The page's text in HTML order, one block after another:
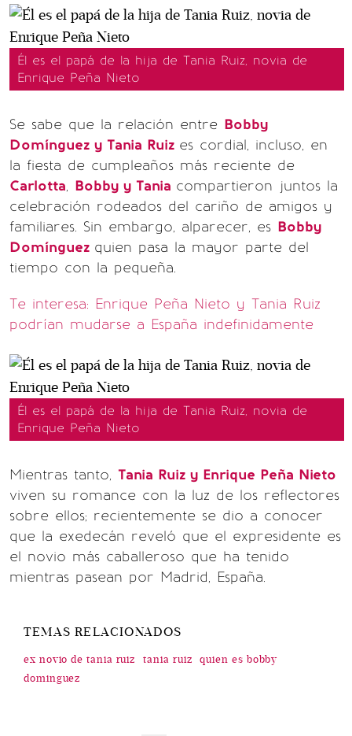
Él es el papá de la hija de Tania Ruiz, novia de
Enrique Peña Nieto
Se sabe que la relación entre Bobby
Domínguez y Tania Ruiz es cordial, incluso, en
la fiesta de cumpleaños más reciente de
Carlotta, Bobby y Tania compartieron juntos la
celebración rodeados del cariño de amigos y
familiares. Sin embargo, alparecer, es Bobby
Domínguez quien pasa la mayor parte del
tiempo con la pequeña.
Te interesa: Enrique Peña Nieto y Tania Ruiz
podrían mudarse a España indefinidamente
Él es el papá de la hija de Tania Ruiz, novia de
Enrique Peña Nieto
Mientras tanto, Tania Ruiz y Enrique Peña Nieto
viven su romance con la luz de los reflectores
sobre ellos; recientemente se dio a conocer
que la exedecán reveló que el expresidente es
el novio más caballeroso que ha tenido
mientras pasean por Madrid, España.
TEMAS RELACIONADOS
ex novio de tania ruiz tania ruiz
quien es bobby
dominguez